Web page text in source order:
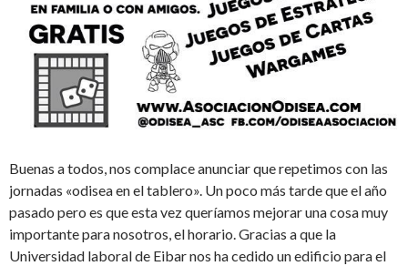
Buenas a todos, nos complace anunciar que repetimos con las
jornadas «odisea en el tablero». Un poco más tarde que el año
pasado pero es que esta vez queríamos mejorar una cosa muy
importante para nosotros, el horario. Gracias a que la
Universidad laboral de Eibar nos ha cedido un edificio para el